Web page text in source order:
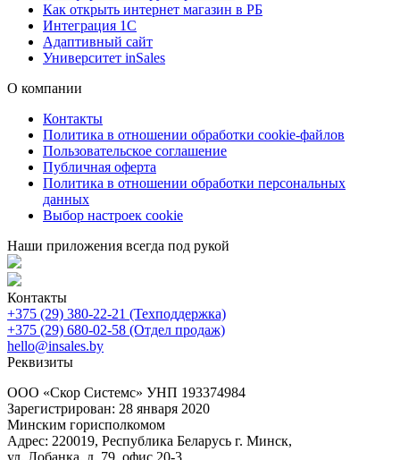
Как открыть интернет магазин в РБ
Интеграция 1С
Адаптивный сайт
Университет inSales
О компании
Контакты
Политика в отношении обработки cookie-файлов
Пользовательское соглашение
Публичная оферта
Политика в отношении обработки персональных
данных
Выбор настроек cookie
Наши приложения всегда под рукой
Контакты
+375 (29) 380-22-21 (Техподдержка)
+375 (29) 680-02-58 (Отдел продаж)
hello@insales.by
Реквизиты
ООО «Скор Системс» УНП 193374984
Зарегистрирован: 28 января 2020
Минским горисполкомом
Адрес: 220019, Республика Беларусь г. Минск,